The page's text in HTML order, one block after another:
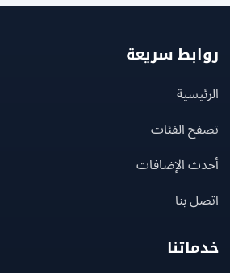
سريعة
الفئات
الإضافات
بنا